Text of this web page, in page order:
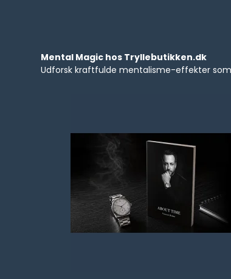
Mental Magic hos Tryllebutikken.dk
Udforsk kraftfulde mentalisme-effekter